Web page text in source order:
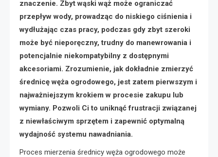
znaczenie. Zbyt wąski wąż może ograniczać
przepływ wody, prowadząc do niskiego ciśnienia i
wydłużając czas pracy, podczas gdy zbyt szeroki
może być nieporęczny, trudny do manewrowania i
potencjalnie niekompatybilny z dostępnymi
akcesoriami. Zrozumienie, jak dokładnie zmierzyć
średnicę węża ogrodowego, jest zatem pierwszym i
najważniejszym krokiem w procesie zakupu lub
wymiany. Pozwoli Ci to uniknąć frustracji związanej
z niewłaściwym sprzętem i zapewnić optymalną
wydajność systemu nawadniania.
Proces mierzenia średnicy węża ogrodowego może